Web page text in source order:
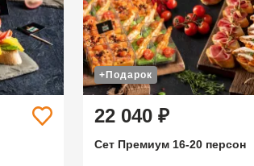
+Подарок
22 040 ₽
Сет Премиум 16-20 персон